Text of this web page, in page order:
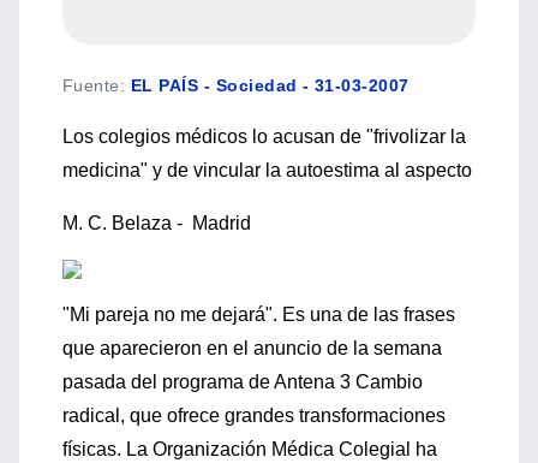
Fuente: EL PAÍS - Sociedad - 31-03-2007
Los colegios médicos lo acusan de "frivolizar la
medicina" y de vincular la autoestima al aspecto
M. C. Belaza - Madrid
"Mi pareja no me dejará". Es una de las frases
que aparecieron en el anuncio de la semana
pasada del programa de Antena 3 Cambio
radical, que ofrece grandes transformaciones
físicas. La Organización Médica Colegial ha